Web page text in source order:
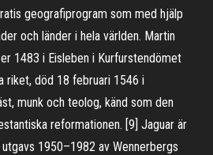
geografiprogram som med hjälp
och länder i hela världen. Martin
1483 i Eisleben i Kurfurstendömet
riket, död 18 februari 1546 i
munk och teolog, känd som den
reformationen. [9] Jaguar är
1950–1982 av Wennerbergs